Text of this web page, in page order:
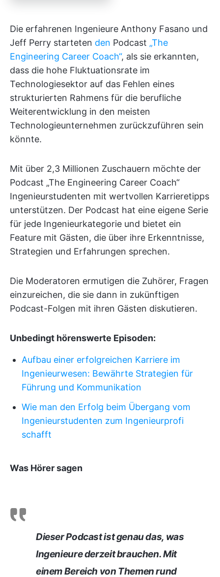
Die erfahrenen Ingenieure Anthony Fasano und
Jeff Perry starteten den Podcast „The
Engineering Career Coach“, als sie erkannten,
dass die hohe Fluktuationsrate im
Technologiesektor auf das Fehlen eines
strukturierten Rahmens für die berufliche
Weiterentwicklung in den meisten
Technologieunternehmen zurückzuführen sein
könnte.
Mit über 2,3 Millionen Zuschauern möchte der
Podcast „The Engineering Career Coach“
Ingenieurstudenten mit wertvollen Karrieretipps
unterstützen. Der Podcast hat eine eigene Serie
für jede Ingenieurkategorie und bietet ein
Feature mit Gästen, die über ihre Erkenntnisse,
Strategien und Erfahrungen sprechen.
Die Moderatoren ermutigen die Zuhörer, Fragen
einzureichen, die sie dann in zukünftigen
Podcast-Folgen mit ihren Gästen diskutieren.
Unbedingt hörenswerte Episoden:
Aufbau einer erfolgreichen Karriere im
Ingenieurwesen: Bewährte Strategien für
Führung und Kommunikation
Wie man den Erfolg beim Übergang vom
Ingenieurstudenten zum Ingenieurprofi
schafft
Was Hörer sagen
Dieser Podcast ist genau das, was
Ingenieure derzeit brauchen. Mit
einem Bereich von Themen rund